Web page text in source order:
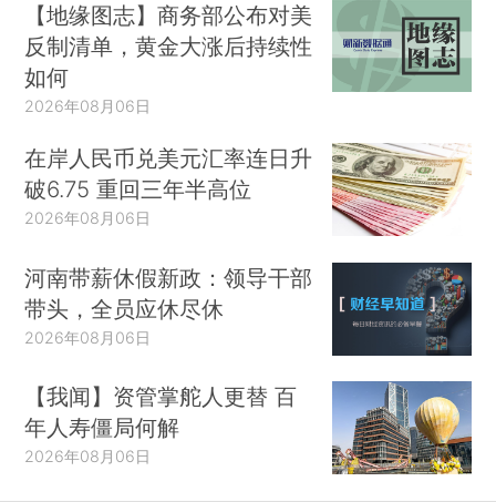
【地缘图志】商务部公布对美
反制清单，黄金大涨后持续性
如何
2026年08月06日
在岸人民币兑美元汇率连日升
破6.75 重回三年半高位
2026年08月06日
河南带薪休假新政：领导干部
带头，全员应休尽休
2026年08月06日
【我闻】资管掌舵人更替 百
年人寿僵局何解
2026年08月06日